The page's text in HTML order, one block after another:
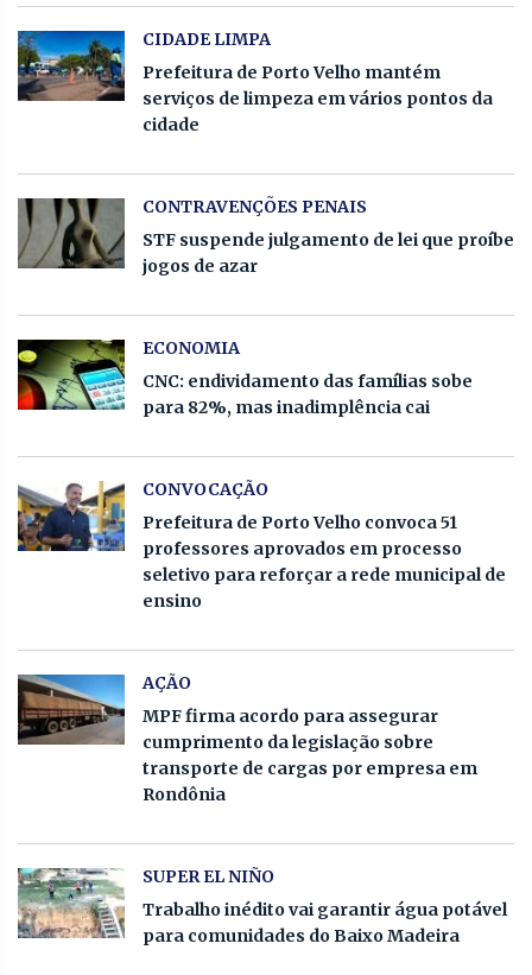
CIDADE LIMPA
Prefeitura de Porto Velho mantém
serviços de limpeza em vários pontos da
cidade
CONTRAVENÇÕES PENAIS
STF suspende julgamento de lei que proíbe
jogos de azar
ECONOMIA
CNC: endividamento das famílias sobe
para 82%, mas inadimplência cai
CONVOCAÇÃO
Prefeitura de Porto Velho convoca 51
professores aprovados em processo
seletivo para reforçar a rede municipal de
ensino
AÇÃO
MPF firma acordo para assegurar
cumprimento da legislação sobre
transporte de cargas por empresa em
Rondônia
SUPER EL NIÑO
Trabalho inédito vai garantir água potável
para comunidades do Baixo Madeira